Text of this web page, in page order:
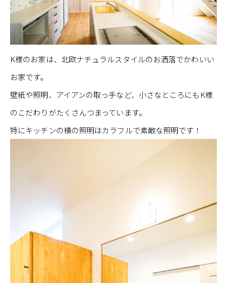
K様のお家は、北欧ナチュラルスタイルのお洒落でかわいい
お家です。
壁紙や照明、アイアンの取っ手など、小さなところにもK様
のこだわりがたくさんつまっています。
特にキッチンの横の照明はカラフルで素敵な照明です！